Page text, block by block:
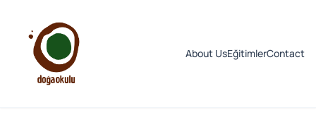
About UsEğitimlerContact